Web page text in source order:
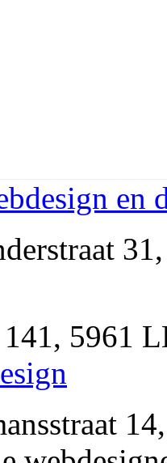
en
141, 5961